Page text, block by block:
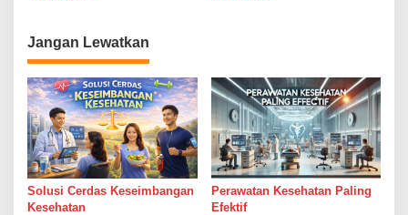
o
s
Jangan Lewatkan
Solusi Cerdas Keseimbangan
Kesehatan
Perawatan Kesehatan Paling
Efektif